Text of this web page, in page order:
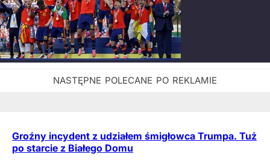
Groźny incydent z udziałem śmigłowca Trumpa. Tuż
po starcie z Białego Domu